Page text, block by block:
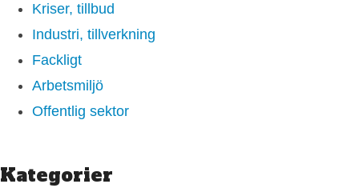
Kriser, tillbud
Industri, tillverkning
Fackligt
Arbetsmiljö
Offentlig sektor
Kategorier